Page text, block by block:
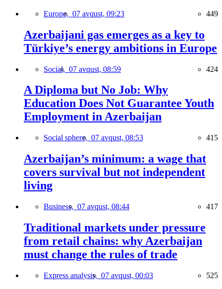
Europe, 07 avqust, 09:23 449
Azerbaijani gas emerges as a key to
Türkiye’s energy ambitions in Europe
Social, 07 avqust, 08:59 424
A Diploma but No Job: Why
Education Does Not Guarantee Youth
Employment in Azerbaijan
Social sphere, 07 avqust, 08:53 415
Azerbaijan’s minimum: a wage that
covers survival but not independent
living
Business, 07 avqust, 08:44 417
Traditional markets under pressure
from retail chains: why Azerbaijan
must change the rules of trade
Express analysis, 07 avqust, 00:03 525